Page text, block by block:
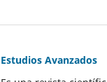
Estudios Avanzados